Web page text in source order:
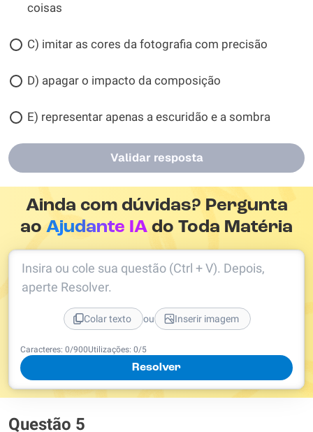
coisas
C) imitar as cores da fotografia com precisão
D) apagar o impacto da composição
E) representar apenas a escuridão e a sombra
Validar resposta
Ainda com dúvidas? Pergunta
aoAjudante IA do Toda Matéria
Caracteres: 0/900Utilizações: 0/5
Resolver
Insira ou cole sua questão (Ctrl + V). Depois,
aperte Resolver.
Colar texto ou Inserir imagem
Questão 5